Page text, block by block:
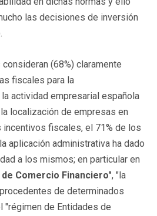
las decisiones de inversión
(68%) claramente
fiscales para la
actividad empresarial española
localización de empresas en
incentivos fiscales, el 71% de los
aplicación administrativa ha dado
a los mismos; en particular en
de Comercio Financiero", "la
de determinados
de Entidades de